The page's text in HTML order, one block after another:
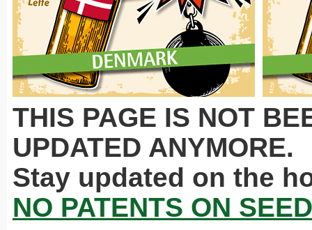
THIS PAGE IS NOT
UPDATED ANYMORE.
Stay updated on the
NO PATENTS ON